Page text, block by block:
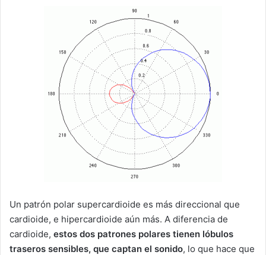
Un patrón polar supercardioide es más direccional que
cardioide, e hipercardioide aún más. A diferencia de
cardioide, estos dos patrones polares tienen lóbulos
traseros sensibles, que captan el sonido, lo que hace que